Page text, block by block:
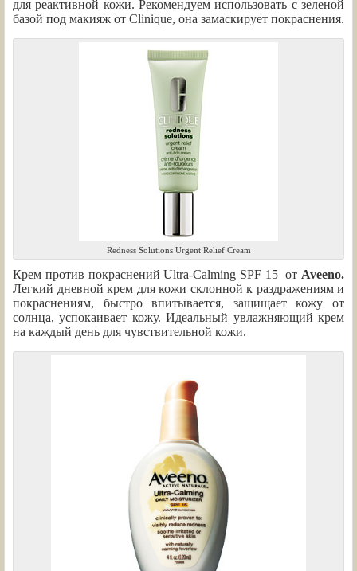
для реактивной кожи. Рекомендуем использовать с зеленой
базой под макияж от Clinique, она замаскирует покраснения.
Redness Solutions Urgent Relief Cream
Крем против покраснений Ultra-Calming SPF 15 от Aveeno.
Легкий дневной крем для кожи склонной к раздражениям и
покраснениям, быстро впитывается, защищает кожу от
солнца, успокаивает кожу. Идеальный увлажняющий крем
на каждый день для чувствительной кожи.